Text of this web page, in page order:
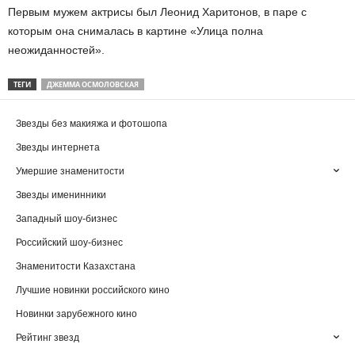
Первым мужем актрисы был Леонид Харитонов, в паре с
которым она снималась в картине «Улица полна
неожиданностей».
ТЕГИ ДЖЕММА ОСМОЛОВСКАЯ
Звезды без макияжа и фотошопа
Звезды интернета
Умершие знаменитости
Звезды именинники
Западный шоу-бизнес
Российский шоу-бизнес
Знаменитости Казахстана
Лучшие новинки российского кино
Новинки зарубежного кино
Рейтинг звезд